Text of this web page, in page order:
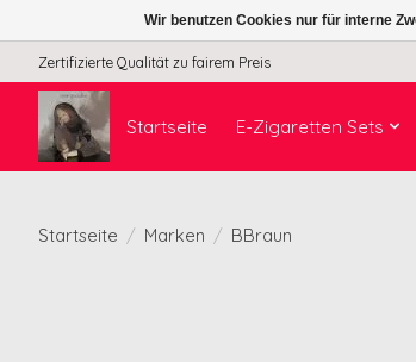
Zertifizierte Qualität zu fairem Preis
Startseite E-Zigaretten Sets
Startseite / Marken / BBraun
Wir benutzen Cookies nur für interne